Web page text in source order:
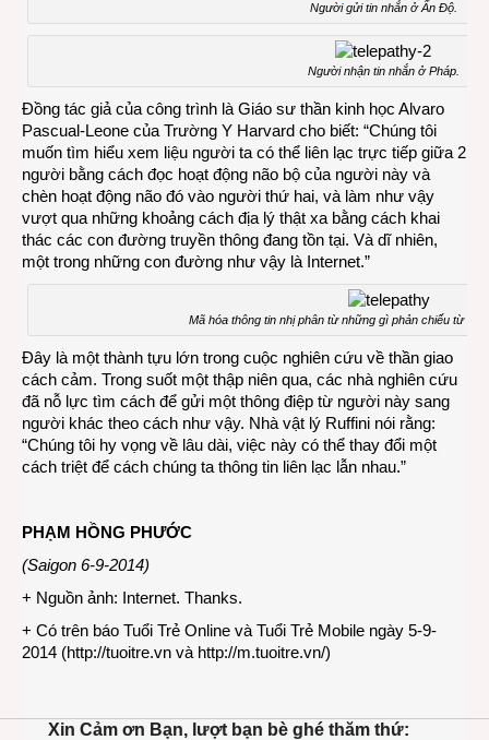
Người gửi tin nhắn ở Ấn Độ.
Người nhận tin nhắn ở Pháp.
Đồng tác giả của công trình là Giáo sư thần kinh học Alvaro
Pascual-Leone của Trường Y Harvard cho biết: “Chúng tôi
muốn tìm hiểu xem liệu người ta có thể liên lạc trực tiếp giữa 2
người bằng cách đọc hoạt động não bộ của người này và
chèn hoạt động não đó vào người thứ hai, và làm như vậy
vượt qua những khoảng cách địa lý thật xa bằng cách khai
thác các con đường truyền thông đang tồn tại. Và dĩ nhiên,
một trong những con đường như vậy là Internet.”
Mã hóa thông tin nhị phân từ những gì phản chiếu từ
Đây là một thành tựu lớn trong cuộc nghiên cứu về thần giao
cách cảm. Trong suốt một thập niên qua, các nhà nghiên cứu
đã nỗ lực tìm cách để gửi một thông điệp từ người này sang
người khác theo cách như vậy. Nhà vật lý Ruffini nói rằng:
“Chúng tôi hy vọng về lâu dài, việc này có thể thay đổi một
cách triệt để cách chúng ta thông tin liên lạc lẫn nhau.”
PHẠM HỒNG PHƯỚC
(Saigon 6-9-2014)
+ Nguồn ảnh: Internet. Thanks.
+ Có trên báo Tuổi Trẻ Online và Tuổi Trẻ Mobile ngày 5-9-
2014 (http://tuoitre.vn và http://m.tuoitre.vn/)
Xin Cảm ơn Bạn, lượt bạn bè ghé thăm thứ: